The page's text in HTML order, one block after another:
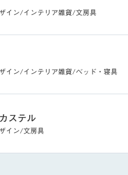
イン/インテリア雑貨/文房具
イン/インテリア雑貨/ベッド・寝具
ステル
イン/文房具